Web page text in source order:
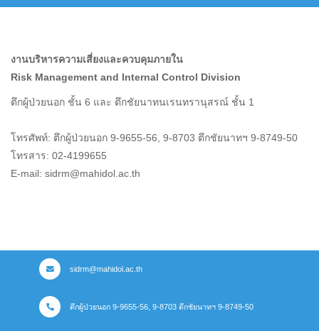
งานบริหารความเสี่ยงและควบคุมภายใน
Risk Management and Internal Control Division
ตึกผู้ป่วยนอก ชั้น 6 และ ตึกชัยนาทนเรนทรานุสรณ์ ชั้น 1
โทรศัพท์: ตึกผู้ป่วยนอก 9-9655-56, 9-8703 ตึกชัยนาทฯ 9-8749-50
โทรสาร: 02-4199655
E-mail: sidrm@mahidol.ac.th
sidrm@mahidol.ac.th
ตึกผู้ป่วยนอก 9-9655-56, 9-8703 ตึกชัยนาทฯ 9-8749-50